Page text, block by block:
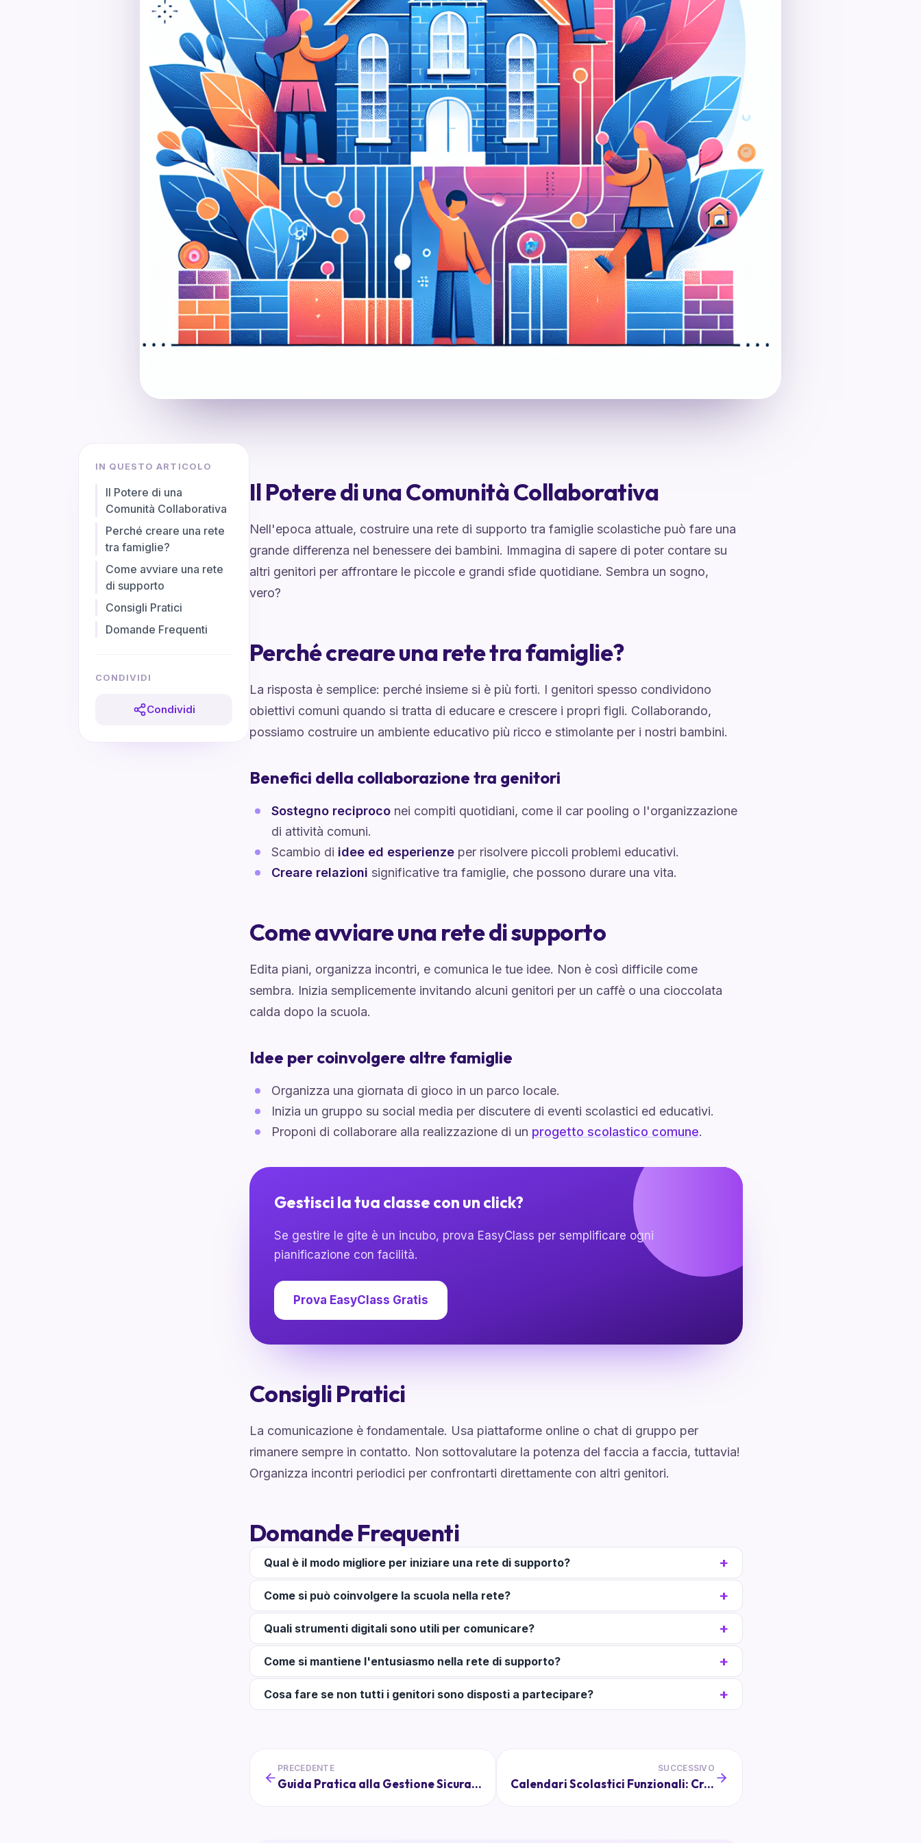
IN QUESTO ARTICOLO
Il Potere di una
Comunità Collaborativa
Perché creare una rete
tra famiglie?
Come avviare una rete
di supporto
Consigli Pratici
Domande Frequenti
CONDIVIDI
Condividi
Il Potere di una Comunità Collaborativa
Nell'epoca attuale, costruire una rete di supporto tra famiglie scolastiche può fare una
grande differenza nel benessere dei bambini. Immagina di sapere di poter contare su
altri genitori per affrontare le piccole e grandi sfide quotidiane. Sembra un sogno,
vero?
Perché creare una rete tra famiglie?
La risposta è semplice: perché insieme si è più forti. I genitori spesso condividono
obiettivi comuni quando si tratta di educare e crescere i propri figli. Collaborando,
possiamo costruire un ambiente educativo più ricco e stimolante per i nostri bambini.
Benefici della collaborazione tra genitori
Sostegno reciproco nei compiti quotidiani, come il car pooling o l'organizzazione
di attività comuni.
Scambio di idee ed esperienze per risolvere piccoli problemi educativi.
Creare relazioni significative tra famiglie, che possono durare una vita.
Come avviare una rete di supporto
Edita piani, organizza incontri, e comunica le tue idee. Non è così difficile come
sembra. Inizia semplicemente invitando alcuni genitori per un caffè o una cioccolata
calda dopo la scuola.
Idee per coinvolgere altre famiglie
Organizza una giornata di gioco in un parco locale.
Inizia un gruppo su social media per discutere di eventi scolastici ed educativi.
Proponi di collaborare alla realizzazione di un progetto scolastico comune.
Gestisci la tua classe con un click?
Se gestire le gite è un incubo, prova EasyClass per semplificare ogni
pianificazione con facilità.
Prova EasyClass Gratis
Consigli Pratici
La comunicazione è fondamentale. Usa piattaforme online o chat di gruppo per
rimanere sempre in contatto. Non sottovalutare la potenza del faccia a faccia, tuttavia!
Organizza incontri periodici per confrontarti direttamente con altri genitori.
Domande Frequenti
Qual è il modo migliore per iniziare una rete di supporto?
Come si può coinvolgere la scuola nella rete?
Quali strumenti digitali sono utili per comunicare?
Come si mantiene l'entusiasmo nella rete di supporto?
Cosa fare se non tutti i genitori sono disposti a partecipare?
PRECEDENTE
Guida Pratica alla Gestione Sicura dei Dati dei Bambini
SUCCESSIVO
Calendari Scolastici Funzionali: Creare e Condividere Senza Stress